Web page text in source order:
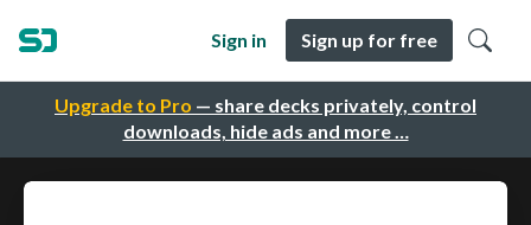
Upgrade to Pro — share decks privately, control
downloads, hide ads and more …
Sign in Sign up for free